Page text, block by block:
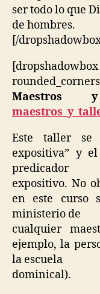
ser todo lo que
de hombres.
[/
Este taller se
expositiva” y
predicador
expositivo. No
en este curso
ministerio de
cualquier
ejemplo, la
la escuela
dominical).